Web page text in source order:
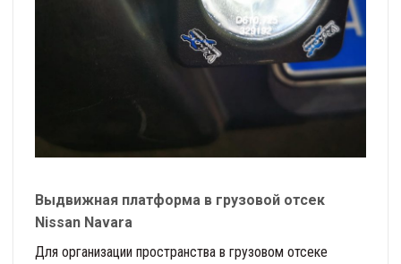
Выдвижная платформа в грузовой отсек
Nissan Navara
Для организации пространства в грузовом отсеке